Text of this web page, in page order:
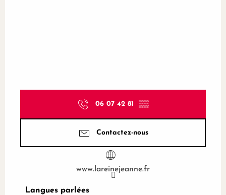
06 07 42 81 ▒▒
Contactez-nous
www.lareinejeanne.fr
Langues parlées
Langues parlées